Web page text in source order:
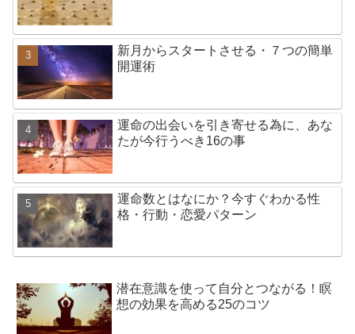
新月からスタートさせる・７つの簡単
開運術
運命の出会いを引き寄せる為に、あな
たが今行うべき16の事
運命数とはなにか？今すぐわかる性
格・行動・恋愛パターン
潜在意識を使って自分とつながる！瞑
想の効果を高める25のコツ